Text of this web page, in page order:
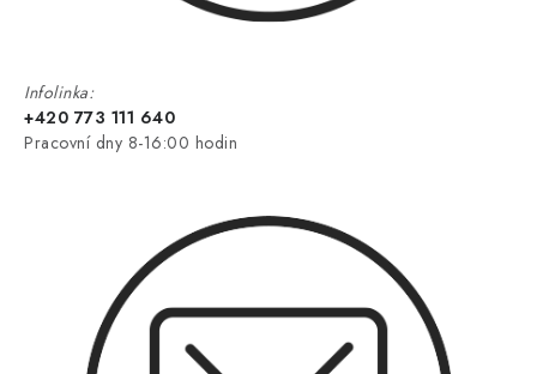
Infolinka:
+420 773 111 640
Pracovní dny 8-16:00 hodin